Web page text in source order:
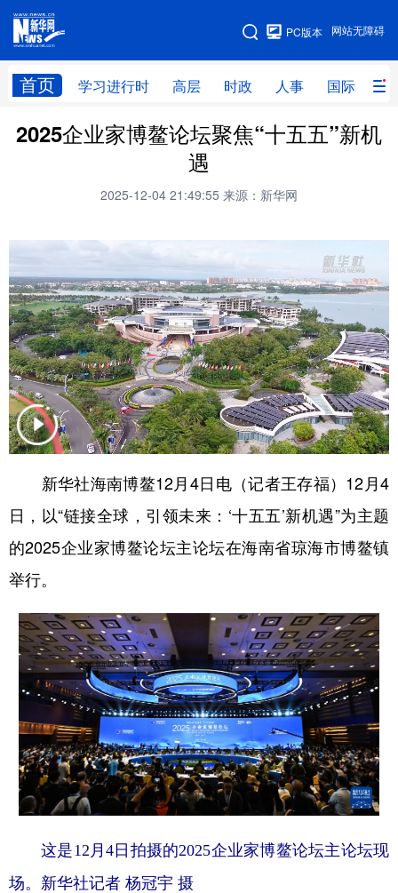
网站无障碍
PC版本
首页 学习进行时 高层 时政 人事 国际 财
网站地图
学习进行时 高层 时政 人事
文化 书画 健康 军事
访谈 视频 图片 政务
法律 中央文件 金融 汽车
食品 人居 信息化 数字经济
学术中国 乡村振兴 银龄 溯源中国
彩票 娱乐 时尚 悦读
公益 一带一路 亚太网 上市公司
文化产业
地方频道
北京 天津 河北 山西
辽宁 吉林 上海 江苏
浙江 安徽 福建 江西
山东 河南 湖南
四川 贵州
2025企业家博鳌论坛聚焦“十五五”新机
遇
2025-12-04 21:49:55 来源：新华网
新华社海南博鳌12月4日电（记者王存福）12月4
日，以“链接全球，引领未来：‘十五五’新机遇”为主题
的2025企业家博鳌论坛主论坛在海南省琼海市博鳌镇
举行。
这是12月4日拍摄的2025企业家博鳌论坛主论坛现
场。 新华社记者 杨冠宇 摄